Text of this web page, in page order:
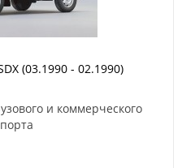
(03.1990 - 02.1990)
и коммерческого